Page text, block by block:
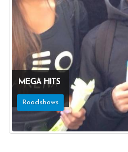
MEGA HITS
Roadshows